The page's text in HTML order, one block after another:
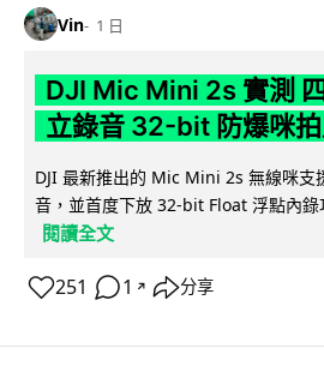
Vin 1 日
DJI Mic Mini 2s 實測
立錄音 32-bit 防爆咪
DJI 最新推出的 Mic Mini 2s 無線咪支
音，並首度下放 32-bit Float 浮點內錄
閱讀全文
251 1 ↗ 分享